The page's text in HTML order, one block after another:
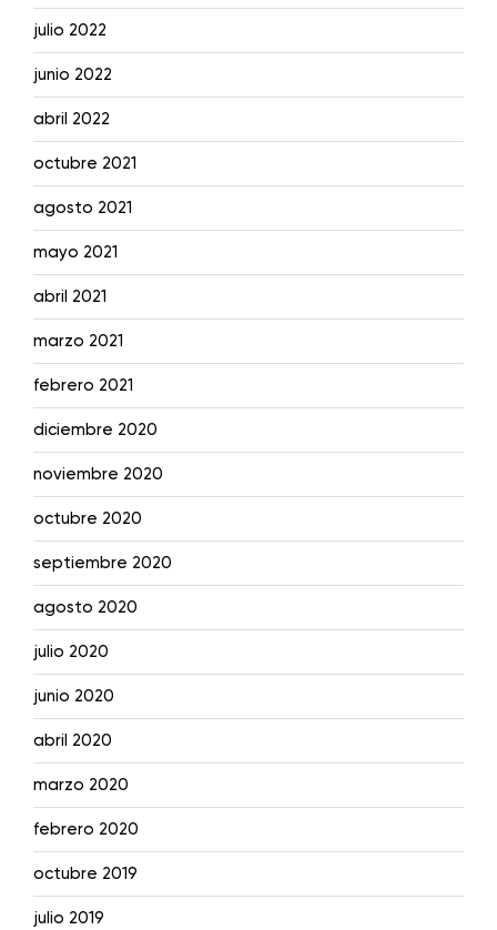
julio 2022
junio 2022
abril 2022
octubre 2021
agosto 2021
mayo 2021
abril 2021
marzo 2021
febrero 2021
diciembre 2020
noviembre 2020
octubre 2020
septiembre 2020
agosto 2020
julio 2020
junio 2020
abril 2020
marzo 2020
febrero 2020
octubre 2019
julio 2019